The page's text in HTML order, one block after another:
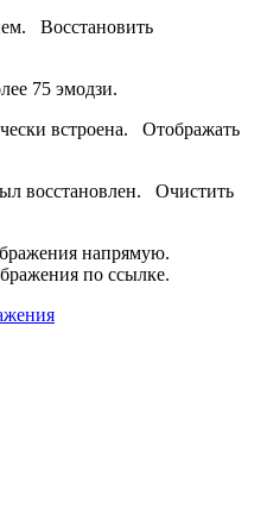
Восстановить
75 эмодзи.
встроена. Отображать
восстановлен. Очистить
напрямую.
по ссылке.